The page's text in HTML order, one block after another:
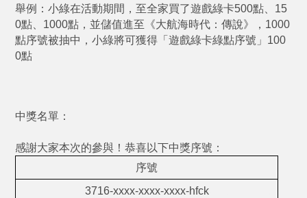
舉例：小綠在活動期間，至全家買了遊戲綠卡500點、15
0點、1000點，並儲值進至《大航海時代：傳說》，1000
點序號被抽中，小綠將可獲得「遊戲綠卡綠點序號」100
0點
中獎名單：
感謝大家本次的參與！恭喜以下中獎序號：
序號
3716-xxxx-xxxx-xxxx-hfck